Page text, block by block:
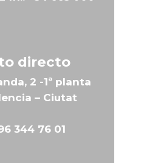
directo
2 -1ª planta
– Ciutat
344 76 01